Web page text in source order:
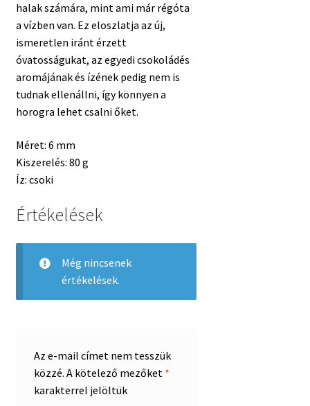
halak számára, mint ami már régóta
a vízben van. Ez eloszlatja az új,
ismeretlen iránt érzett
óvatosságukat, az egyedi csokoládés
aromájának és ízének pedig nem is
tudnak ellenállni, így könnyen a
horogra lehet csalni őket.
Méret: 6 mm
Kiszerelés: 80 g
Íz: csoki
Értékelések
Még nincsenek
értékelések.
Az e-mail címet nem tesszük
közzé. A kötelező mezőket *
karakterrel jelöltük